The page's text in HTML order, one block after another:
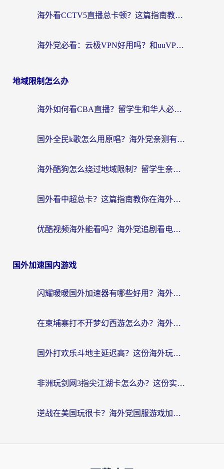
海外看CCTV5直播总卡顿？这篇指南教你选对回国加速器，无缝刷国内资源
海外党必看：云极VPN好用吗？和uuVPN对比哪个回国效果更好？附真实体验+避坑指南
地域限制怎么办
海外如何看CBA直播？留学生和华人必看的无卡顿观赛指南
国外全民k歌怎么用原唱？海外党亲测有效的回国加速解决方案
海外酷狗怎么绕过地域限制？留学生亲测有效的回国加速器选择指南
国外看中超总卡？这篇指南教你在海外流畅看体育赛事+中文解说（附避坑技巧）
优酷视频海外能看吗？海外党追剧看电影的终极解决方案来了
国外加速国内游戏
闪耀暖暖国外加速器有哪些好用？海外党亲测的国服游戏加速终极指南
在柬埔寨打不开梦幻西游怎么办？海外玩家国服游戏加速终极指南
国外打欢乐斗地主延迟高？这份海外玩家国服游戏加速指南帮你解决卡顿烦恼
非洲玩剑网3指尖江湖卡怎么办？这份实测有效的国服游戏加速指南请收好
逆战在美国玩很卡？海外党国服游戏加速终极指南（附DNF宝可梦加速技巧）